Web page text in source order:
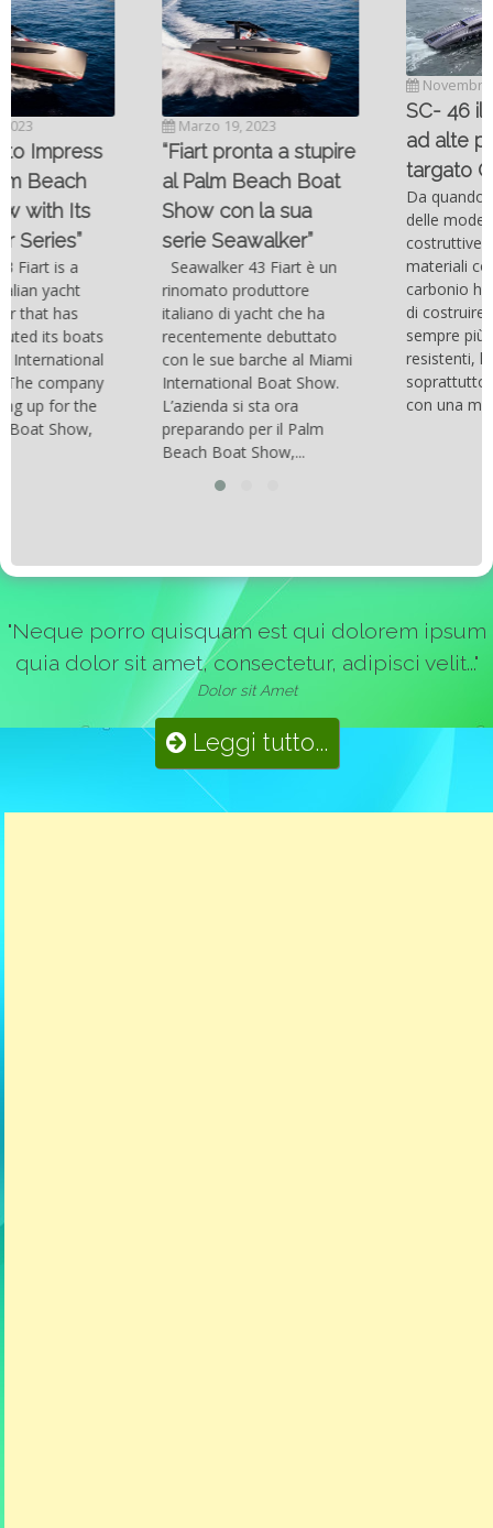
“Fiart pronta a stupire
al Palm Beach Boat
Show con la sua
serie Seawalker”
Seawalker 43 Fiart è un
rinomato produttore
italiano di yacht che ha
recentemente debuttato
con le sue barche al Miami
International Boat Show.
L’azienda si sta ora
preparando per il Palm
Beach Boat Show,...
Novembre 6, 2022
SC- 46 il catamarano
ad alte prestazioni
targato Outerlimits.
Da quando lo sviluppo
delle moderne tecnologie
costruttive e dei nuovi
materiali come la fibra di
carbonio hanno consentito
di costruire catamarani
sempre più belli, compatti,
resistenti, leggeri e
soprattutto stabili veloci
con una manovrabilità...
"Neque porro quisquam est qui dolorem ipsum
quia dolor sit amet, consectetur, adipisci velit..."
Dolor sit Amet
Leggi tutto...